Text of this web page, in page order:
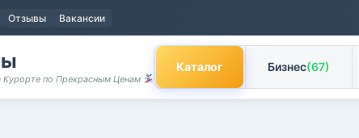
Отзывы Вакансии
по Прекрасным Ценам
Каталог Бизнес(67)